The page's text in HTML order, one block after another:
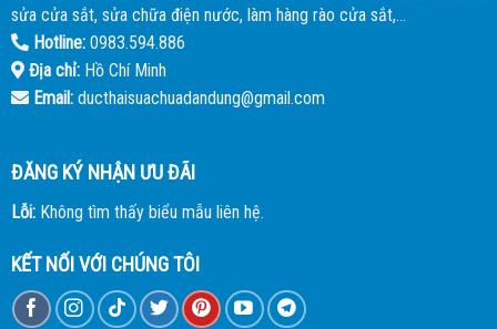
sửa cửa sắt, sửa chữa điện nước, làm hàng rào cửa sắt,...
Hotline:0983.594.886
Địa chỉ:Hồ Chí Minh
Email:ducthaisuachuadandung@gmail.com
ĐĂNG KÝ NHẬN ƯU ĐÃI
Lỗi:Không tìm thấy biểu mẫu liên hệ.
KẾT NỐI VỚI CHÚNG TÔI